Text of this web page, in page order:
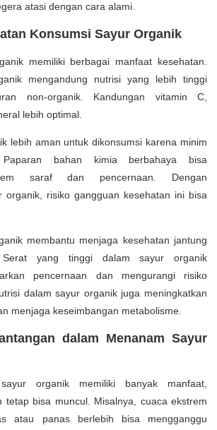
atasi dengan cara alami.
Konsumsi Sayur Organik
memiliki berbagai manfaat kesehatan.
mengandung nutrisi yang lebih tinggi
non-organik. Kandungan vitamin C,
lebih optimal.
lebih aman untuk dikonsumsi karena minim
bahan kimia berbahaya bisa
saraf dan pencernaan. Dengan
organik, risiko gangguan kesehatan ini bisa
membantu menjaga kesehatan jantung
Serat yang tinggi dalam sayur organik
pencernaan dan mengurangi risiko
dalam sayur organik juga meningkatkan
menjaga keseimbangan metabolisme.
dalam Menanam Sayur
organik memiliki banyak manfaat,
tetap bisa muncul. Misalnya, cuaca ekstrem
atau panas berlebih bisa mengganggu